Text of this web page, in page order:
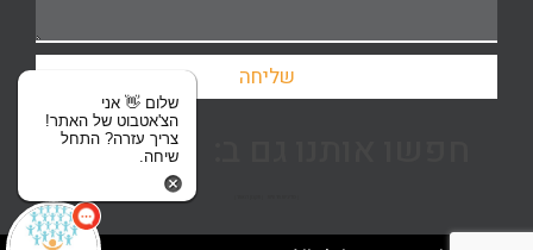
שליחה
שלום 👋 אני
הצ'אטבוט של האתר!
צריך עזרה? התחל
שיחה.